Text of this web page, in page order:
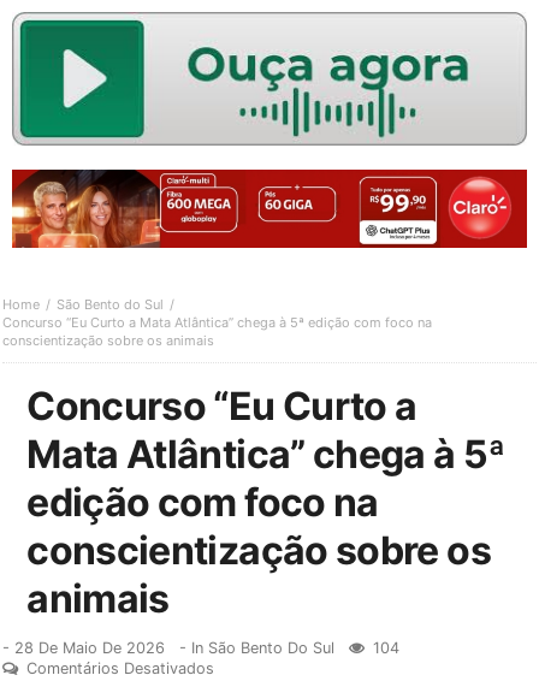
Home
São Bento do Sul
Concurso “Eu Curto a Mata Atlântica” chega à 5ª edição com foco na
conscientização sobre os animais
Concurso “Eu Curto a
Mata Atlântica” chega à 5ª
edição com foco na
conscientização sobre os
animais
- 28 De Maio De 2026 - In São Bento Do Sul
104
Comentários Desativados